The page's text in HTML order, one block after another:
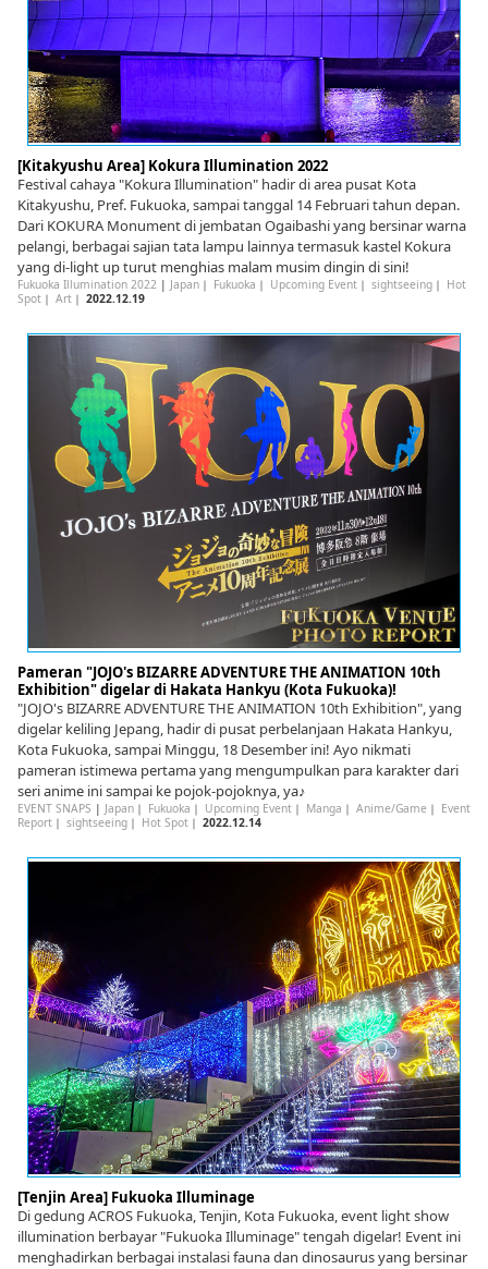
[Kitakyushu Area] Kokura Illumination 2022
Festival cahaya "Kokura Illumination" hadir di area pusat Kota
Kitakyushu, Pref. Fukuoka, sampai tanggal 14 Februari tahun depan.
Dari KOKURA Monument di jembatan Ogaibashi yang bersinar warna
pelangi, berbagai sajian tata lampu lainnya termasuk kastel Kokura
yang di-light up turut menghias malam musim dingin di sini!
Fukuoka Illumination 2022 | Japan｜ Fukuoka ｜ Upcoming Event｜ sightseeing｜ Hot
Spot｜ Art｜ 2022.12.19
Pameran "JOJO's BIZARRE ADVENTURE THE ANIMATION 10th
Exhibition" digelar di Hakata Hankyu (Kota Fukuoka)!
"JOJO's BIZARRE ADVENTURE THE ANIMATION 10th Exhibition", yang
digelar keliling Jepang, hadir di pusat perbelanjaan Hakata Hankyu,
Kota Fukuoka, sampai Minggu, 18 Desember ini! Ayo nikmati
pameran istimewa pertama yang mengumpulkan para karakter dari
seri anime ini sampai ke pojok-pojoknya, ya♪
EVENT SNAPS | Japan｜ Fukuoka ｜ Upcoming Event｜ Manga ｜ Anime/Game ｜ Event
Report｜ sightseeing｜ Hot Spot｜ 2022.12.14
[Tenjin Area] Fukuoka Illuminage
Di gedung ACROS Fukuoka, Tenjin, Kota Fukuoka, event light show
illumination berbayar "Fukuoka Illuminage" tengah digelar! Event ini
menghadirkan berbagai instalasi fauna dan dinosaurus yang bersinar